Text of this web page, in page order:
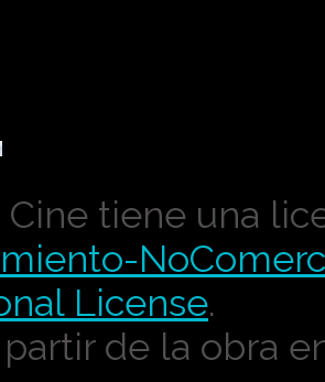
Cine tiene una
License.
partir de la obra